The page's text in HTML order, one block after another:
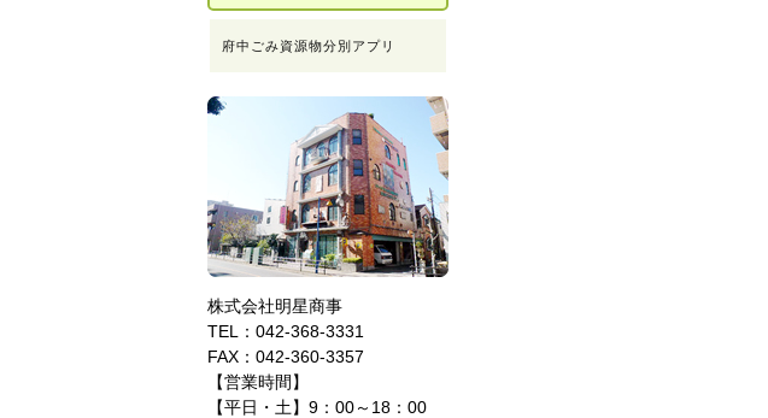
府中ごみ資源物分別アプリ
株式会社明星商事
TEL：042-368-3331
FAX：042-360-3357
【営業時間】
【平日・土】9：00～18：00